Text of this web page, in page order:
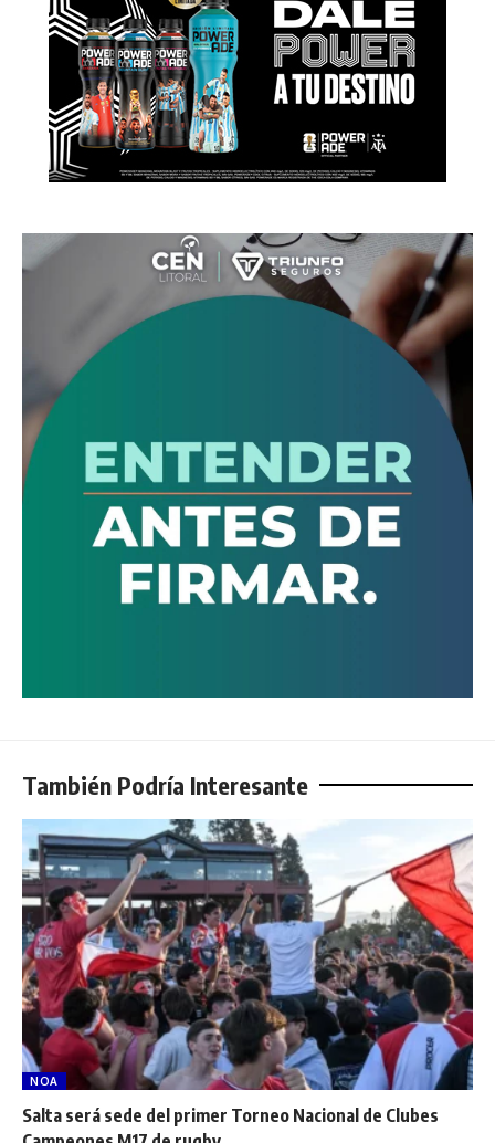
También Podría Interesante
NOA
Salta será sede del primer Torneo Nacional de Clubes